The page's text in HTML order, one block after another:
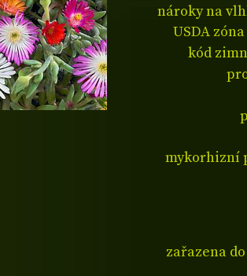
nároky na
USDA
kód
mykorhizní
zařazena